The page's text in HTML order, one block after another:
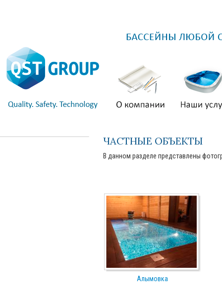
ЧАСТНЫЕ ОБЪЕКТЫ
В данном разделе представлены
Алымовка